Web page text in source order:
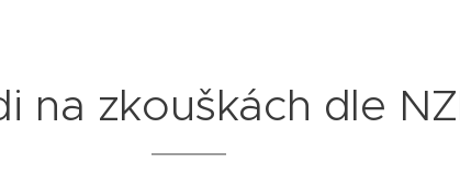
na zkouškách dle